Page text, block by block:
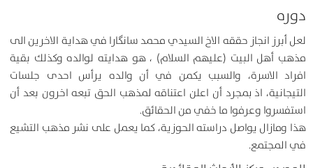
دوره
لعل أبرز انجاز حققه الاخ السيدي محمد سانگارا في هداية الاخرين الى
مذهب أهل البيت (عليهم السلام) ، هو هدايته لوالده وكذلك بقية
افراد الاسرة، والسبب يكمن في أن والده يرأس احدى جلسات
التيجانية، اذ بمجرد أن اعلن اعتناقه لمذهب الحق تبعه اخرون بعد أن
استفسروا وعرفوا ما خفي من الحقائق.
هذا ومازال يواصل دراسته الحوزية، كما يعمل على نشر مذهب التشيع
في المجتمع.